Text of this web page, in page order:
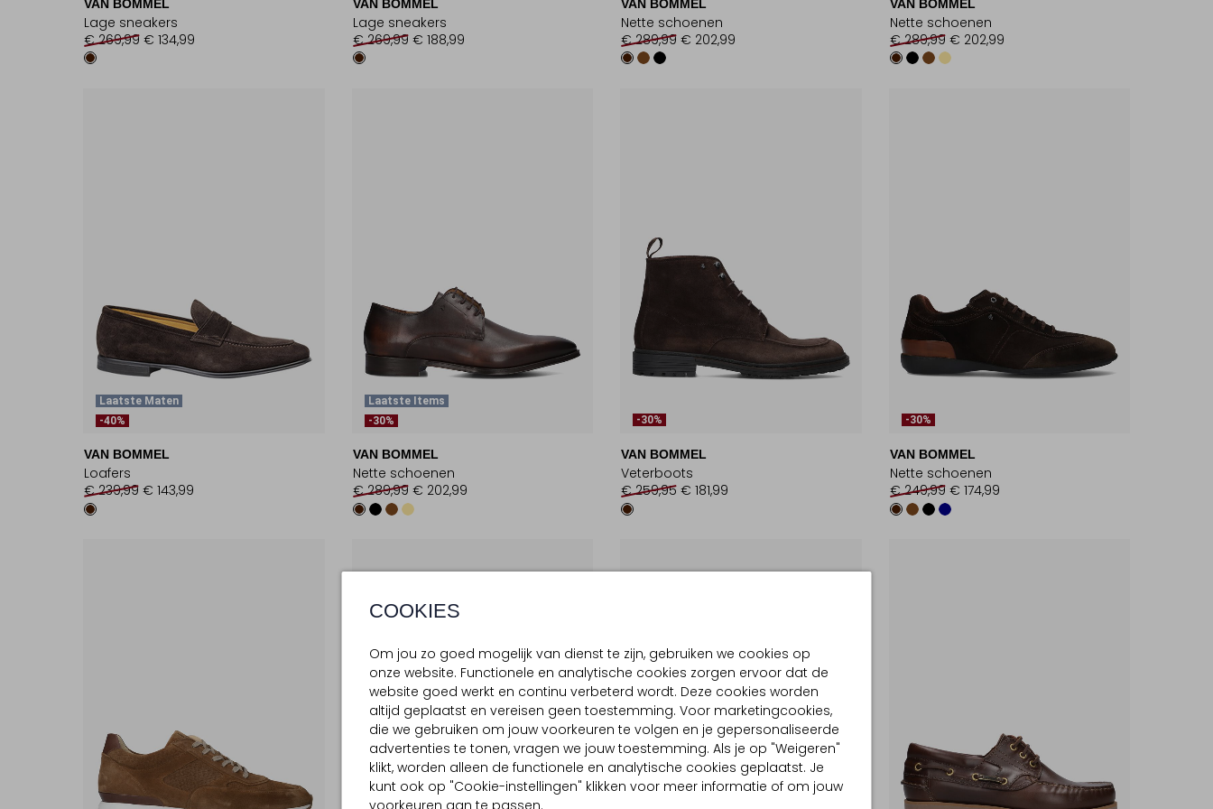
COOKIES
Om jou zo goed mogelijk van dienst te zijn, gebruiken we cookies op
onze website. Functionele en analytische cookies zorgen ervoor dat de
website goed werkt en continu verbeterd wordt. Deze cookies worden
altijd geplaatst en vereisen geen toestemming. Voor marketingcookies,
die we gebruiken om jouw voorkeuren te volgen en je gepersonaliseerde
advertenties te tonen, vragen we jouw toestemming. Als je op "Weigeren"
klikt, worden alleen de functionele en analytische cookies geplaatst. Je
kunt ook op "Cookie-instellingen" klikken voor meer informatie of om jouw
voorkeuren aan te passen.
VAN BOMMEL
Lage sneakers
€ 269,99 € 134,99
VAN BOMMEL
Lage sneakers
€ 269,99 € 188,99
VAN BOMMEL
Nette schoenen
€ 289,99 € 202,99
VAN BOMMEL
Nette schoenen
€ 289,99 € 202,99
Laatste Maten
-40%
VAN BOMMEL
Loafers
€ 239,99 € 143,99
Laatste Items
-30%
VAN BOMMEL
Nette schoenen
€ 289,99 € 202,99
-30%
VAN BOMMEL
Veterboots
€ 259,95 € 181,99
-30%
VAN BOMMEL
Nette schoenen
€ 249,99 € 174,99